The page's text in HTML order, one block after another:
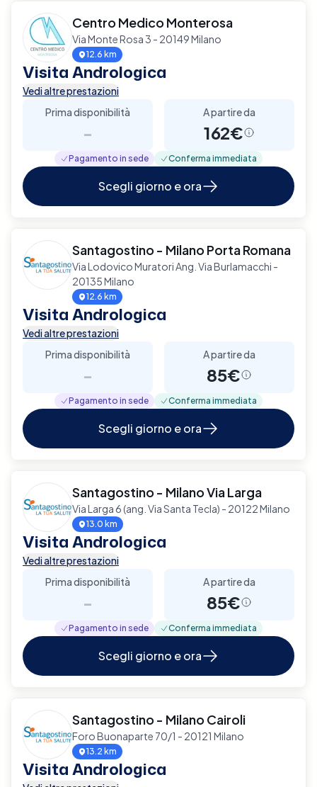
Centro Medico Monterosa
Via Monte Rosa 3 - 20149 Milano
12.6 km
Visita Andrologica
Vedi altre prestazioni
Prima disponibilità
-
A partire da
162€
Pagamento in sede Conferma immediata
Scegli giorno e ora
Santagostino - Milano Porta Romana
Via Lodovico Muratori Ang. Via Burlamacchi -
20135 Milano
12.6 km
Visita Andrologica
Vedi altre prestazioni
Prima disponibilità
-
A partire da
85€
Pagamento in sede Conferma immediata
Scegli giorno e ora
Santagostino - Milano Via Larga
Via Larga 6 (ang. Via Santa Tecla) - 20122 Milano
13.0 km
Visita Andrologica
Vedi altre prestazioni
Prima disponibilità
-
A partire da
85€
Pagamento in sede Conferma immediata
Scegli giorno e ora
Santagostino - Milano Cairoli
Foro Buonaparte 70/1 - 20121 Milano
13.2 km
Visita Andrologica